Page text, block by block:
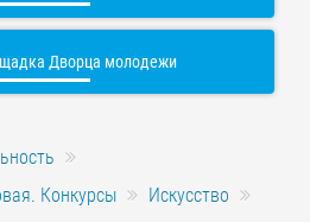
Дворца молодежи
Конкурсы
Искусство